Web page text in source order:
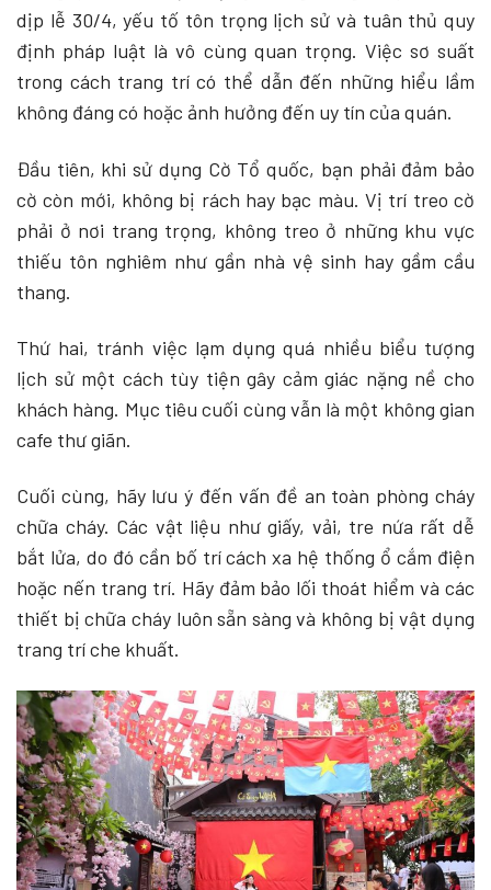
dịp lễ 30/4, yếu tố tôn trọng lịch sử và tuân thủ quy
định pháp luật là vô cùng quan trọng. Việc sơ suất
trong cách trang trí có thể dẫn đến những hiểu lầm
không đáng có hoặc ảnh hưởng đến uy tín của quán.
Đầu tiên, khi sử dụng Cờ Tổ quốc, bạn phải đảm bảo
cờ còn mới, không bị rách hay bạc màu. Vị trí treo cờ
phải ở nơi trang trọng, không treo ở những khu vực
thiếu tôn nghiêm như gần nhà vệ sinh hay gầm cầu
thang.
Thứ hai, tránh việc lạm dụng quá nhiều biểu tượng
lịch sử một cách tùy tiện gây cảm giác nặng nề cho
khách hàng. Mục tiêu cuối cùng vẫn là một không gian
cafe thư giãn.
Cuối cùng, hãy lưu ý đến vấn đề an toàn phòng cháy
chữa cháy. Các vật liệu như giấy, vải, tre nứa rất dễ
bắt lửa, do đó cần bố trí cách xa hệ thống ổ cắm điện
hoặc nến trang trí. Hãy đảm bảo lối thoát hiểm và các
thiết bị chữa cháy luôn sẵn sàng và không bị vật dụng
trang trí che khuất.